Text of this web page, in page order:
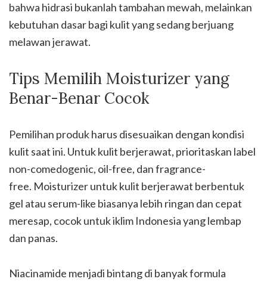
bahwa hidrasi bukanlah tambahan mewah, melainkan
kebutuhan dasar bagi kulit yang sedang berjuang
melawan jerawat.
Tips Memilih Moisturizer yang
Benar-Benar Cocok
Pemilihan produk harus disesuaikan dengan kondisi
kulit saat ini. Untuk kulit berjerawat, prioritaskan label
non-comedogenic, oil-free, dan fragrance-
free. Moisturizer untuk kulit berjerawat berbentuk
gel atau serum-like biasanya lebih ringan dan cepat
meresap, cocok untuk iklim Indonesia yang lembap
dan panas.
Niacinamide menjadi bintang di banyak formula